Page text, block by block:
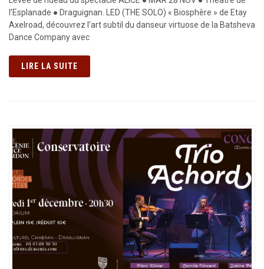
l’Esplanade ● Draguignan. LED (THE SOLO) « Biosphère » de Etay
Axelroad, découvrez l’art subtil du danseur virtuose de la Batsheva
Dance Company avec
LIRE LA SUITE